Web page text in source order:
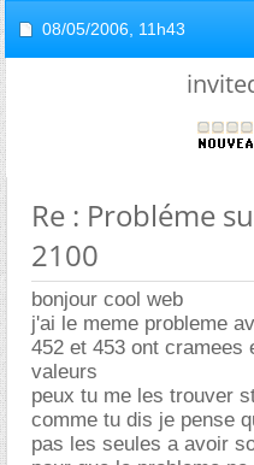
08/05/2006, 11h43
Re : Probléme
2100
bonjour cool web
j'ai le meme probleme
452 et 453 ont cramees
valeurs
peux tu me les trouver
comme tu dis je pense
pas les seules a avoir